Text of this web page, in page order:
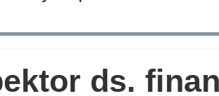
ds.